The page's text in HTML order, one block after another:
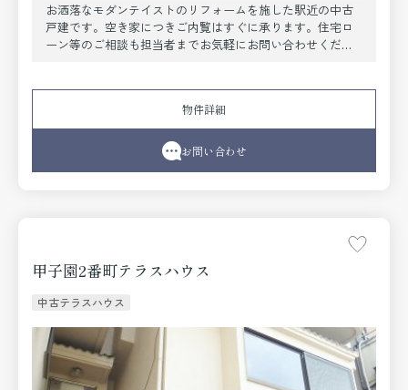
お洒落なモダンテイストのリフォームを施した駅近の中古
戸建です。空き家につきご内覧はすぐに承ります。住宅ロ
ーン等のご相談も担当者までお気軽にお問い合わせくださ
物件詳細
お問い合わせ
甲子園2番町テラスハウス
中古テラスハウス